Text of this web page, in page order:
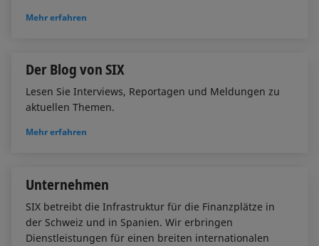
Mehr erfahren
Der Blog von SIX
Lesen Sie Interviews, Reportagen und Meldungen zu
aktuellen Themen.
Mehr erfahren
Unternehmen
SIX betreibt die Infrastruktur für die Finanzplätze in
der Schweiz und in Spanien. Wir erbringen
Dienstleistungen für einen breiten internationalen